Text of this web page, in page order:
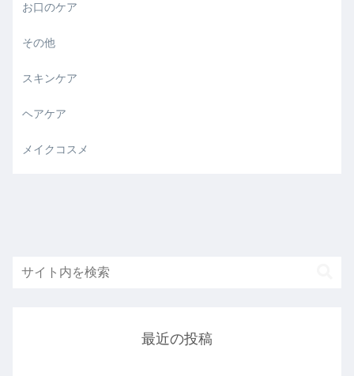
お口のケア
その他
スキンケア
ヘアケア
メイクコスメ
最近の投稿